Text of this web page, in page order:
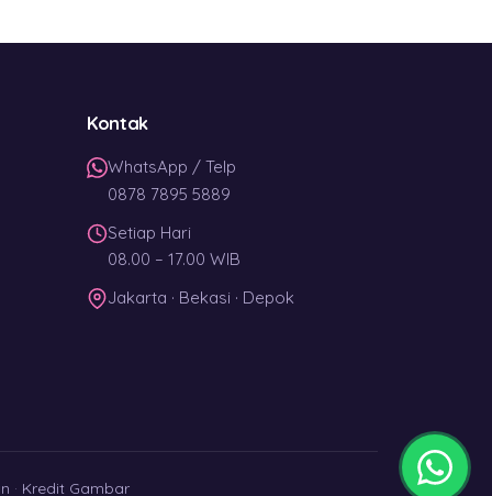
Kontak
WhatsApp / Telp
0878 7895 5889
Setiap Hari
08.00 – 17.00 WIB
Jakarta · Bekasi · Depok
· Kredit Gambar